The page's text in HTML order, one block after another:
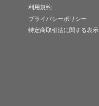
利用規約
プライバシーポリシー
特定商取引法に関する表示